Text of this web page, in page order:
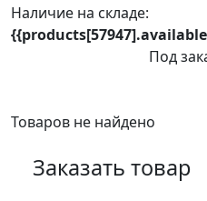
Наличие на складе:
Под
Товаров не найдено
Заказать товар